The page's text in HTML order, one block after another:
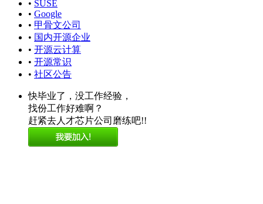
• SUSE
• Google
• 甲骨文公司
• 国内开源企业
• 开源云计算
• 开源常识
• 社区公告
快毕业了，没工作经验，
找份工作好难啊？
赶紧去人才芯片公司磨练吧!!